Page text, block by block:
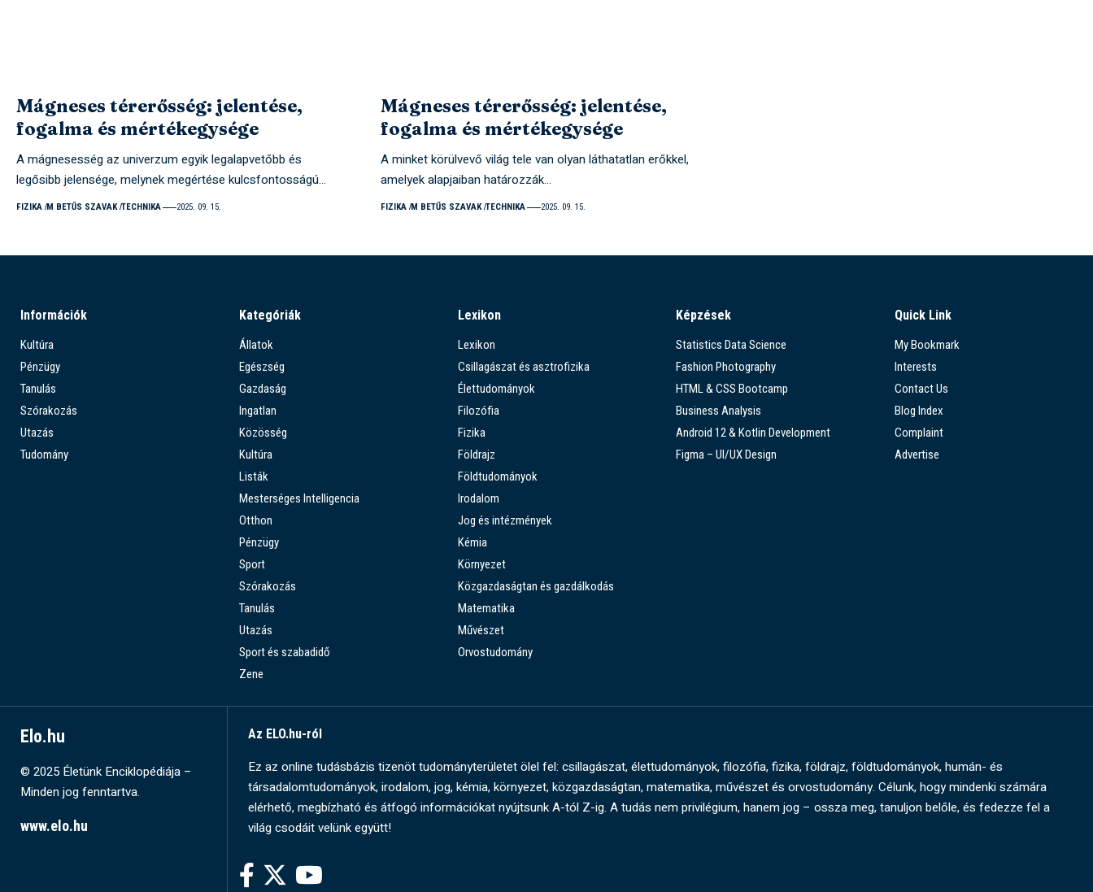
Mágneses térerősség: jelentése,
fogalma és mértékegysége
A mágnesesség az univerzum egyik legalapvetőbb és
legősibb jelensége, melynek megértése kulcsfontosságú…
FIZIKA M BETŰS SZAVAK TECHNIKA 2025. 09. 15.
Mágneses térerősség: jelentése,
fogalma és mértékegysége
A minket körülvevő világ tele van olyan láthatatlan erőkkel,
amelyek alapjaiban határozzák…
FIZIKA M BETŰS SZAVAK TECHNIKA 2025. 09. 15.
Információk
Kultúra
Pénzügy
Tanulás
Szórakozás
Utazás
Tudomány
Kategóriák
Állatok
Egészség
Gazdaság
Ingatlan
Közösség
Kultúra
Listák
Mesterséges Intelligencia
Otthon
Pénzügy
Sport
Szórakozás
Tanulás
Utazás
Sport és szabadidő
Zene
Lexikon
Lexikon
Csillagászat és asztrofizika
Élettudományok
Filozófia
Fizika
Földrajz
Földtudományok
Irodalom
Jog és intézmények
Kémia
Környezet
Közgazdaságtan és gazdálkodás
Matematika
Művészet
Orvostudomány
Képzések
Statistics Data Science
Fashion Photography
HTML & CSS Bootcamp
Business Analysis
Android 12 & Kotlin Development
Figma – UI/UX Design
Quick Link
My Bookmark
Interests
Contact Us
Blog Index
Complaint
Advertise
Elo.hu
© 2025 Életünk Enciklopédiája –
Minden jog fenntartva.
www.elo.hu
Az ELO.hu-ról
Ez az online tudásbázis tizenöt tudományterületet ölel fel: csillagászat, élettudományok, filozófia, fizika, földrajz, földtudományok, humán- és
társadalomtudományok, irodalom, jog, kémia, környezet, közgazdaságtan, matematika, művészet és orvostudomány. Célunk, hogy mindenki számára
elérhető, megbízható és átfogó információkat nyújtsunk A-tól Z-ig. A tudás nem privilégium, hanem jog – ossza meg, tanuljon belőle, és fedezze fel a
világ csodáit velünk együtt!